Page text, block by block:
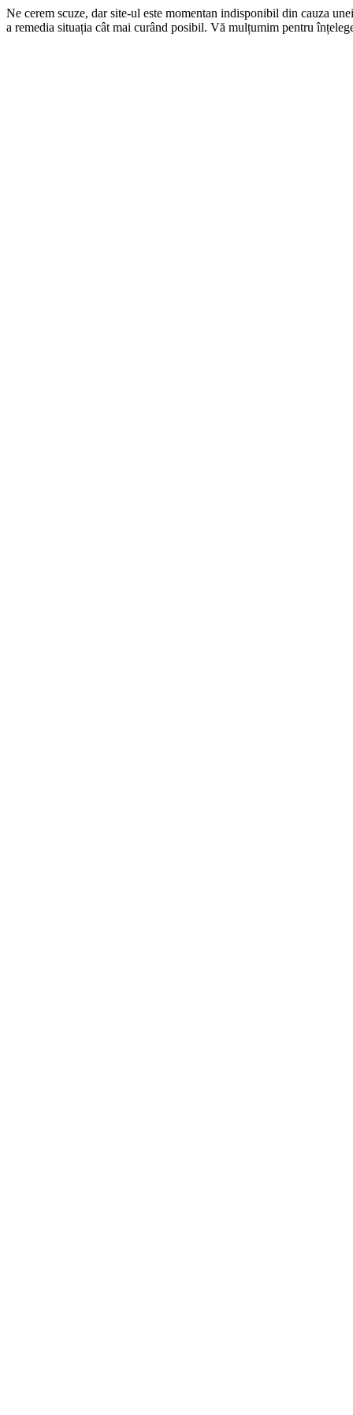
Ne cerem scuze, dar site-ul este momentan indisponibil din cauza
a remedia situația cât mai curând posibil. Vă mulțumim pentru